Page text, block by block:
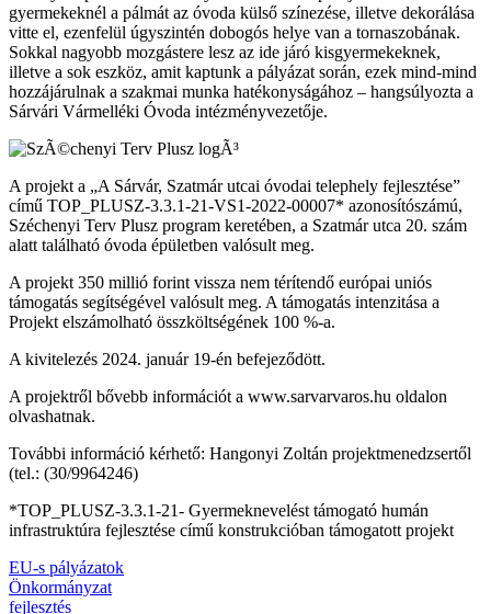
gyermekeknél a pálmát az óvoda külső színezése, illetve dekorálása
vitte el, ezenfelül úgyszintén dobogós helye van a tornaszobának.
Sokkal nagyobb mozgástere lesz az ide járó kisgyermekeknek,
illetve a sok eszköz, amit kaptunk a pályázat során, ezek mind-mind
hozzájárulnak a szakmai munka hatékonyságához – hangsúlyozta a
Sárvári Vármelléki Óvoda intézményvezetője.
A projekt a „A Sárvár, Szatmár utcai óvodai telephely fejlesztése”
című TOP_PLUSZ-3.3.1-21-VS1-2022-00007* azonosítószámú,
Széchenyi Terv Plusz program keretében, a Szatmár utca 20. szám
alatt található óvoda épületben valósult meg.
A projekt 350 millió forint vissza nem térítendő európai uniós
támogatás segítségével valósult meg. A támogatás intenzitása a
Projekt elszámolható összköltségének 100 %-a.
A kivitelezés 2024. január 19-én befejeződött.
A projektről bővebb információt a www.sarvarvaros.hu oldalon
olvashatnak.
További információ kérhető: Hangonyi Zoltán projektmenedzsertől
(tel.: (30/9964246)
*TOP_PLUSZ-3.3.1-21- Gyermeknevelést támogató humán
infrastruktúra fejlesztése című konstrukcióban támogatott projekt
EU-s pályázatok
Önkormányzat
fejlesztés